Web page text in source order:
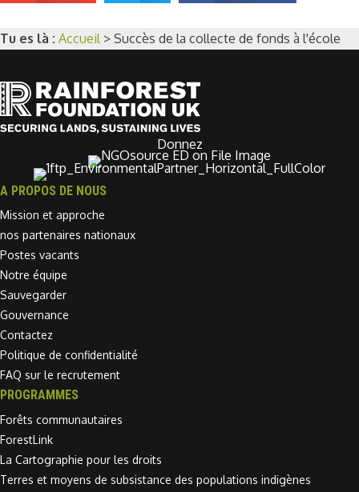
Tu es là : Accueil > Succès de la collecte de fonds à l'école
Donnez
A PROPOS DE NOUS
Mission et approche
nos partenaires nationaux
Postes vacants
Notre équipe
Sauvegarder
Gouvernance
Contactez
Politique de confidentialité
FAQ sur le recrutement
PROGRAMMES
Forêts communautaires
ForestLink
La Cartographie pour les droits
Terres et moyens de subsistance des populations indigènes